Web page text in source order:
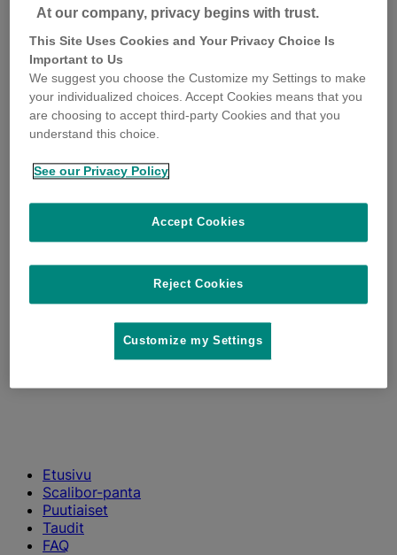
Etusivu
Scalibor-panta
Puutiaiset
Taudit
FAQ
At our company, privacy begins with trust.
This Site Uses Cookies and Your Privacy Choice Is
Important to Us
We suggest you choose the Customize my Settings to make
your individualized choices. Accept Cookies means that you
are choosing to accept third-party Cookies and that you
understand this choice.
See our Privacy Policy
Reject Cookies
Accept Cookies
Customize my Settings